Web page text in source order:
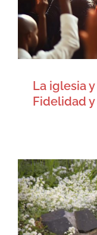
La iglesia
Fidelidad
Cómo